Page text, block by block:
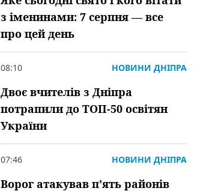
з іменинами: 7 серпня — все
про цей день
08:10 НОВИНИ ДНІПРА
Двоє вчителів з Дніпра
потрапили до ТОП-50 освітян
України
07:46 НОВИНИ ДНІПРА
Ворог атакував пʼять районів